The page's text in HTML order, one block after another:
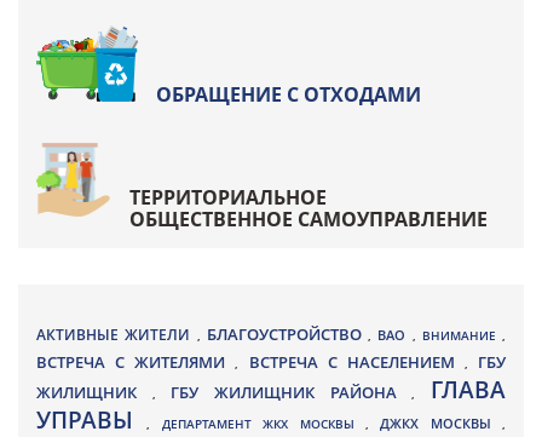
ОБРАЩЕНИЕ С ОТХОДАМИ
ТЕРРИТОРИАЛЬНОЕ
ОБЩЕСТВЕННОЕ САМОУПРАВЛЕНИЕ
АКТИВНЫЕ ЖИТЕЛИ , БЛАГОУСТРОЙСТВО , ВАО , ВНИМАНИЕ ,
ВСТРЕЧА С ЖИТЕЛЯМИ, ВСТРЕЧА С НАСЕЛЕНИЕМ , ГБУ
ЖИЛИЩНИК
, ГБУ ЖИЛИЩНИК РАЙОНА, ГЛАВА
УПРАВЫ, ДЕПАРТАМЕНТ ЖКХ МОСКВЫ ,ДЖКХ МОСКВЫ ,